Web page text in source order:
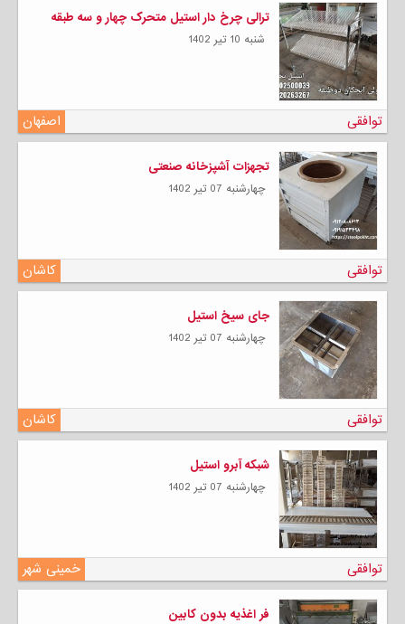
ترالی چرخ دار استیل متحرک چهار و سه طبقه
شنبه 10 تیر 1402
اصفهان توافقی
تجهزات آشپزخانه صنعتی
چهارشنبه 07 تیر 1402
کاشان توافقی
جای سیخ استیل
چهارشنبه 07 تیر 1402
کاشان توافقی
شبکه آبرو استیل
چهارشنبه 07 تیر 1402
خمینی شهر توافقی
فر اغذیه بدون کابین